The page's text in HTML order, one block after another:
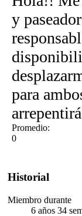
y
para
Promedio:
0
Historial
Miembro durante
6 años 34